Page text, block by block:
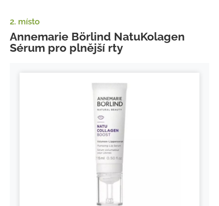
2. místo
Annemarie Börlind NatuKolagen
Sérum pro plnější rty